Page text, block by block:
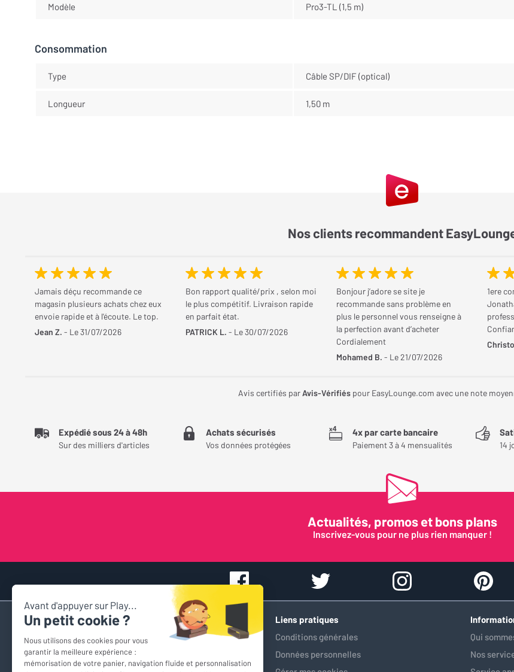
Modèle Pro3-TL (1,5 m)
Consommation
Type Câble SP/DIF (optical)
Longueur 1,50 m
Nos clients recommandent
Jamais déçu recommande ce
magasin plusieurs achats chez eux
envoie rapide et à l'écoute. Le top.
Jean Z. - Le 31/07/2026
Bon rapport qualité/prix , selon moi
le plus compétitif. Livraison rapide
en parfait état.
PATRICK L. - Le 30/07/2026
Bonjour j’adore se site je
recommande sans problème en
plus le personnel vous renseigne à
la perfection avant d’acheter
Cordialement
Mohamed B. - Le 21/07/2026
1ere
Avis certifiés parAvis-Vérifiés pour EasyLounge.com avec une note
Expédié sous 24 à 48h
Sur des milliers d'articles
Achats sécurisés
Vos données protégées
4x par carte bancaire
Paiement 3 à 4 mensualités 14
Actualités, promos et bons plans
Inscrivez-vous pour ne plus rien manquer !
Accès rapide
Nous contacter
Espace personnel
Liens pratiques
Conditions générales
Données personnelles
Qui
Nos